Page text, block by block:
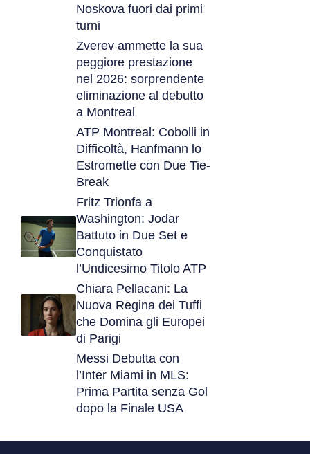
Noskova fuori dai primi
turni
Zverev ammette la sua
peggiore prestazione
nel 2026: sorprendente
eliminazione al debutto
a Montreal
ATP Montreal: Cobolli in
Difficoltà, Hanfmann lo
Estromette con Due Tie-
Break
Fritz Trionfa a
Washington: Jodar
Battuto in Due Set e
Conquistato
l’Undicesimo Titolo ATP
Chiara Pellacani: La
Nuova Regina dei Tuffi
che Domina gli Europei
di Parigi
Messi Debutta con
l’Inter Miami in MLS:
Prima Partita senza Gol
dopo la Finale USA